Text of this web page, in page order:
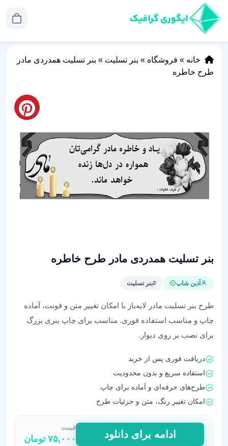
خانه » فروشگاه » بنر تسلیت » بنر تسلیت همدردی مادر
طرح خاطره
بنر تسلیت همدردی مادر طرح خاطره
آذین شاپ #بنر تسلیت
طرح بنر تسلیت مادر لایه‌باز با امکان تغییر متن و فونت، آماده
چاپ و مناسب استفاده فوری. مناسب برای چاپ بنری بزرگ
برای نصب بر روی دیوار.
دریافت فوری پس از خرید
استفاده سریع و بدون محدودیت
طرح‌های حرفه‌ای و آماده برای چاپ
امکان تغییر رنگ، متن و جزئیات طرح
بنر
تسلیت
ادامه برای دانلود
قیمت
۷۵,۰۰۰ تومان